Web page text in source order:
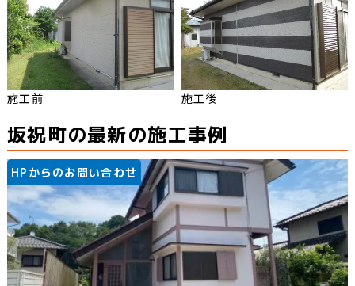
施工前 施工後
坂祝町の最新の施工事例
HPからのお問い合わせ